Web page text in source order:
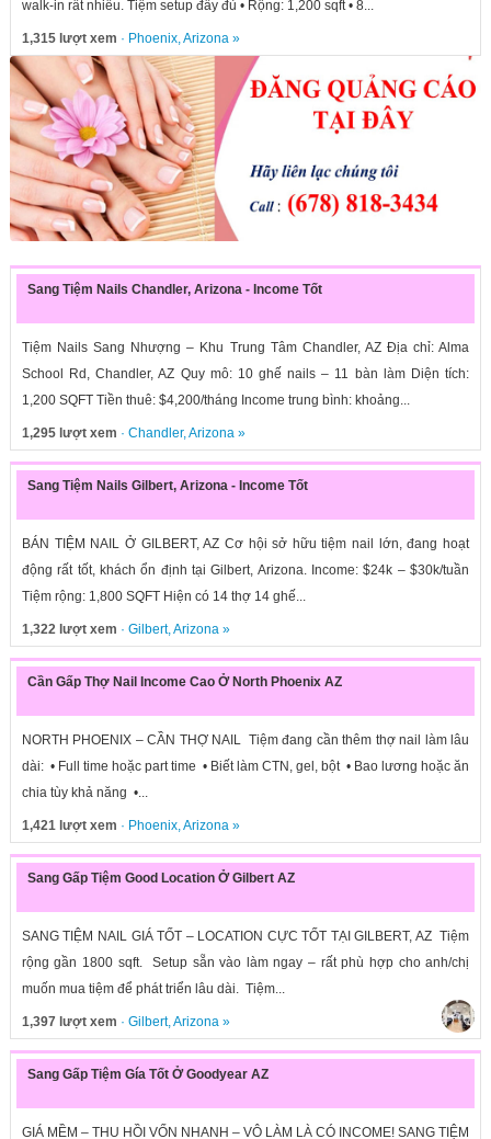
walk-in rất nhiều. Tiệm setup đầy đủ • Rộng: 1,200 sqft • 8...
1,315 lượt xem · Phoenix,Arizona»
Sang Tiệm Nails Chandler, Arizona - Income Tốt
Tiệm Nails Sang Nhượng – Khu Trung Tâm Chandler, AZ Địa chỉ: Alma
School Rd, Chandler, AZ Quy mô: 10 ghế nails – 11 bàn làm Diện tích:
1,200 SQFT Tiền thuê: $4,200/tháng Income trung bình: khoảng...
1,295 lượt xem · Chandler,Arizona»
Sang Tiệm Nails Gilbert, Arizona - Income Tốt
BÁN TIỆM NAIL Ở GILBERT, AZ Cơ hội sở hữu tiệm nail lớn, đang hoạt
động rất tốt, khách ổn định tại Gilbert, Arizona. Income: $24k – $30k/tuần
Tiệm rộng: 1,800 SQFT Hiện có 14 thợ 14 ghế...
1,322 lượt xem · Gilbert,Arizona»
Cần Gấp Thợ Nail Income Cao Ở North Phoenix AZ
NORTH PHOENIX – CẦN THỢ NAIL Tiệm đang cần thêm thợ nail làm lâu
dài: • Full time hoặc part time • Biết làm CTN, gel, bột • Bao lương hoặc ăn
chia tùy khả năng •...
1,421 lượt xem · Phoenix,Arizona»
Sang Gấp Tiệm Good Location Ở Gilbert AZ
SANG TIỆM NAIL GIÁ TỐT – LOCATION CỰC TỐT TẠI GILBERT, AZ Tiệm
rộng gần 1800 sqft. Setup sẵn vào làm ngay – rất phù hợp cho anh/chị
muốn mua tiệm để phát triển lâu dài. Tiệm...
1,397 lượt xem · Gilbert,Arizona»
Sang Gấp Tiệm Gía Tốt Ở Goodyear AZ
GIÁ MỀM – THU HỒI VỐN NHANH – VÔ LÀM LÀ CÓ INCOME! SANG TIỆM